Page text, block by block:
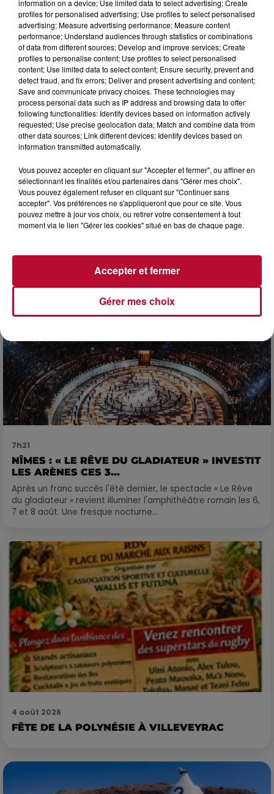
parcours du FTHB dans les play-offs de la ProLigue. Si
le club héraultais parvient à l'emporter sur l'ensemble
des deux matches, il se qualifiera pour le Final4, ultime
étape avant le titre de champion.
C'est une route semée d'embûches qui attend donc le
FTHB, mais avec la détermination, la cohésion du club
et l'énergie de ses supporters l'équipe est prête à
relever le défi. Une chose est sûre : ces prochains
matches promettent des moments de handball
intenses et passionnants ! Tous avec le FTHB
L'actu RTS dans le Sud Voir plus
7h21
NÎMES : « LE RÊVE DU GLADIATEUR » INVESTIT
LES ARÈNES CES 3...
Après un franc succès l'été dernier, le spectacle « Le Rêve
du gladiateur » revient illuminer l'amphithéâtre romain les 6,
7 et 8 août. Une fresque nocturne...
4 août 2026
FÊTE DE LA POLYNÉSIE À VILLEVEYRAC
information on a device; Use limited data to select advertising; Create
profiles for personalised advertising; Use profiles to select personalised
advertising; Measure advertising performance; Measure content
performance; Understand audiences through statistics or combinations
of data from different sources; Develop and improve services; Create
profiles to personalise content; Use profiles to select personalised
content; Use limited data to select content; Ensure security, prevent and
detect fraud, and fix errors; Deliver and present advertising and content;
Save and communicate privacy choices. These technologies may
process personal data such as IP address and browsing data to offer
following functionalities: Identify devices based on information actively
requested; Use precise geolocation data; Match and combine data from
other data sources; Link different devices; Identify devices based on
information transmitted automatically.
Vous pouvez accepter en cliquant sur "Accepter et fermer", ou affiner en
sélectionnant les finalités et/ou partenaires dans "Gérer mes choix".
Vous pouvez également refuser en cliquant sur "Continuer sans
accepter". Vos préférences ne s'appliqueront que pour ce site. Vous
pouvez mettre à jour vos choix, ou retirer votre consentement à tout
moment via le lien "Gérer les cookies" situé en bas de chaque page.
Gérer mes choix
Accepter et fermer